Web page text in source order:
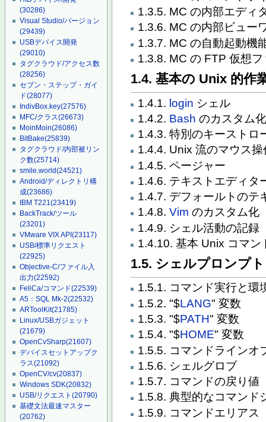
(30286)
Visual Studio/バージョン
(29439)
USBデバイス開発
(29010)
タグクラウド/アクセス数
(28256)
セブン・ステップ・ガイ
ド(28077)
IndivBox.key(27576)
MFC/クラス(26673)
MoinMoin(26086)
BitBake(25839)
タグクラウド/内部被リン
ク数(25714)
smile.world(24521)
Android/ディレクトリ構
成(23686)
IBM T221(23419)
BackTrack/ツール
(23201)
VMware VIX API(23117)
USB/標準リクエスト
(22925)
Objective-C/ファイル入
出力(22592)
FeliCa/コマンド(22539)
A5：SQL Mk-2(22532)
ARToolKit(21785)
Linux/USBガジェット
(21679)
OpenCvSharp(21607)
デバイスセットアップク
ラス(21092)
OpenCV/cv(20837)
Windows SDK(20832)
USB/リクエスト(20790)
基礎文法最速マスター
(20762)
1.3.5. MC の内部エディ
1.3.6. MC の内部ビュー
1.3.7. MC の自動起動機
1.3.8. MC の FTP 仮想
1.4. 基本の Unix 的作
1.4.1. login シェル
1.4.2. Bash のカスタム
1.4.3. 特別のキーストロ
1.4.4. Unix 流のマウス操
1.4.5. ページャー
1.4.6. テキストエディタ
1.4.7. デフォールトのテ
1.4.8.Vim のカスタム化
1.4.9. シェル活動の記録
1.4.10. 基本 Unix コマン
1.5. シェルプロンプト
1.5.1. コマンド実行と環
1.5.2. "$LANG" 変数
1.5.3. "$PATH" 変数
1.5.4. "$HOME" 変数
1.5.5. コマンドラインオ
1.5.6. シェルグロブ
1.5.7. コマンドの戻り値
1.5.8. 典型的なコマンド
1.5.9. コマンドエリアス